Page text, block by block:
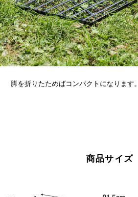
脚を折りたためばコンパクトになります。
商品サイズ